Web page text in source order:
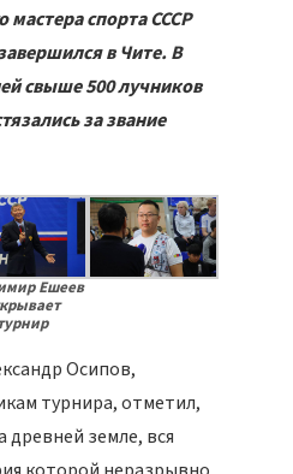
мастера спорта СССР
в Чите. В
свыше 500 лучников
за звание
Ешеев
Осипов,
турнира, отметил,
древней земле, вся